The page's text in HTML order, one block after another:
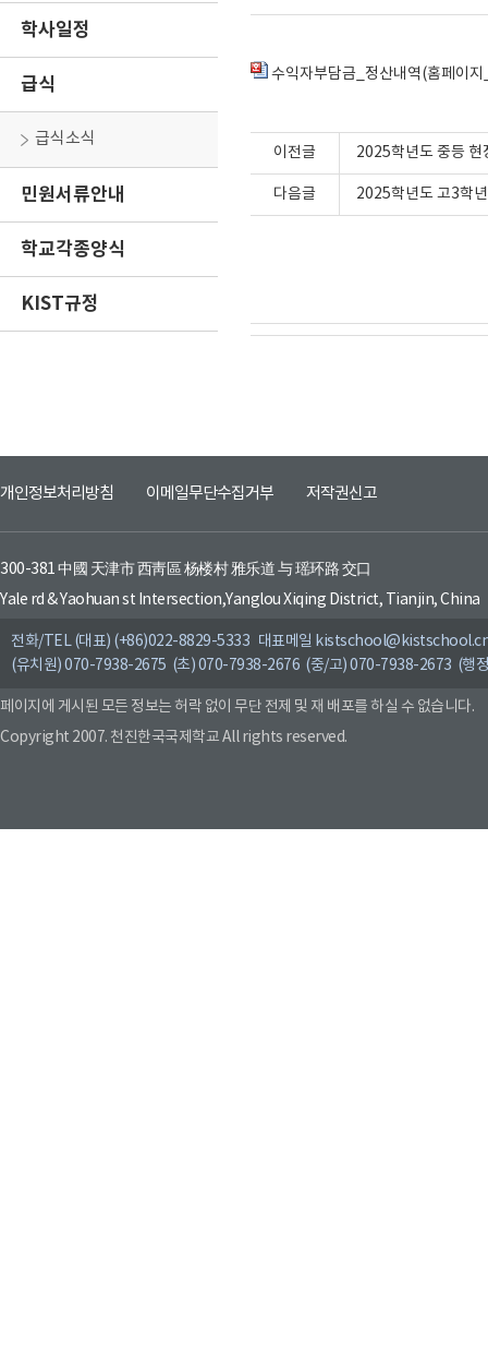
학사일정
급식
급식소식
민원서류안내
학교각종양식
KIST규정
수익자부담금_정산내역(홈페이
이전글 2025학년도 중등 현
다음글 2025학년도 고3학
개인정보처리방침 이메일무단수집거부 저작권신고
300-381 中國 天津市 西靑區 杨楼村 雅乐道 与 瑶环路 交口
Yale rd & Yaohuan st Intersection,Yanglou Xiqing District, Tianjin, China
전화/TEL (대표) (+86)022-8829-5333 대표메일
(유치원) 070-7938-2675 (초) 070-7938-2676 (중/고) 070-7938-2673 (행
페이지에 게시된 모든 정보는 허락 없이 무단 전제 및 재 배포를 하실 수 없습니다.
Copyright 2007. 천진한국국제학교 All rights reserved.